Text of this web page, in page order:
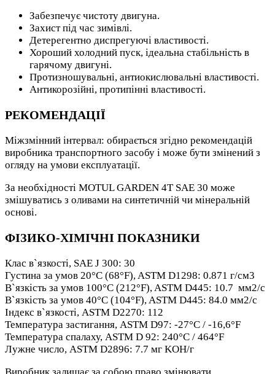
Забезпечує чистоту двигуна.
Захист під час зимівлі.
Детерегентно диспрегуючі властивості.
Хороший холодний пуск, ідеальна стабільність в
гарячому двигуні.
Протизношувальні, антиокислювальні властивості.
Антикорозійні, протипінні властивості.
РЕКОМЕНДАЦІЇ
Міжзмінний інтервал: обирається згідно рекомендацій
виробника транспортного засобу і може бути змінений з
огляду на умови експлуатації.
За необхідності MOTUL GARDEN 4T SAE 30 може
змішуватись з оливами на синтетичній чи мінеральній
основі.
ФІЗИКО-ХІМІЧНІ ПОКАЗНИКИ
Клас в`язкості, SAE J 300: 30
Густина за умов 20°C (68°F), ASTM D1298: 0.871 г/см3
В`язкість за умов 100°C (212°F), ASTM D445: 10.7 мм2/с
В`язкість за умов 40°C (104°F), ASTM D445: 84.0 мм2/с
Індекс в`язкості, ASTM D2270: 112
Температура застигання, ASTM D97: -27°C / -16,6°F
Температура спалаху, ASTM D 92: 240°C / 464°F
Лужне число, ASTM D2896: 7.7 мг KOH/г